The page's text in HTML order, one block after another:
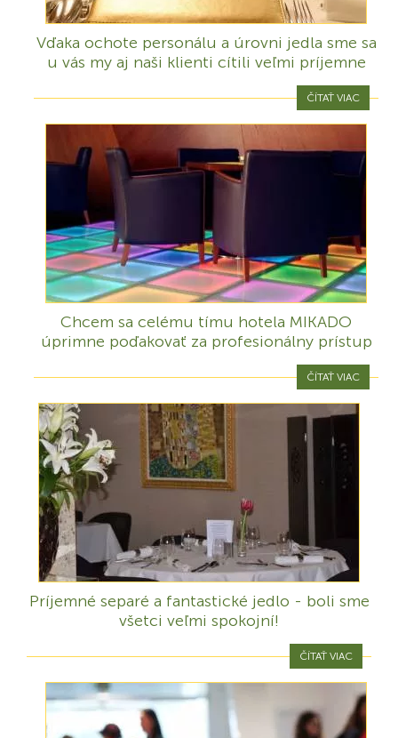
Vďaka ochote personálu a úrovni jedla sme sa
u vás my aj naši klienti cítili veľmi príjemne
ČÍTAŤ VIAC
Chcem sa celému tímu hotela MIKADO
úprimne poďakovať za profesionálny prístup
ČÍTAŤ VIAC
Príjemné separé a fantastické jedlo - boli sme
všetci veľmi spokojní!
ČÍTAŤ VIAC